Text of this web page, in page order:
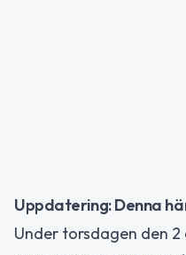
Uppdatering: Denna
Under torsdagen den